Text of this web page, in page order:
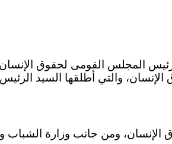
المجلس القومى لحقوق الإنسان
والتي أطلقها السيد
ومن جانب وزارة الشباب